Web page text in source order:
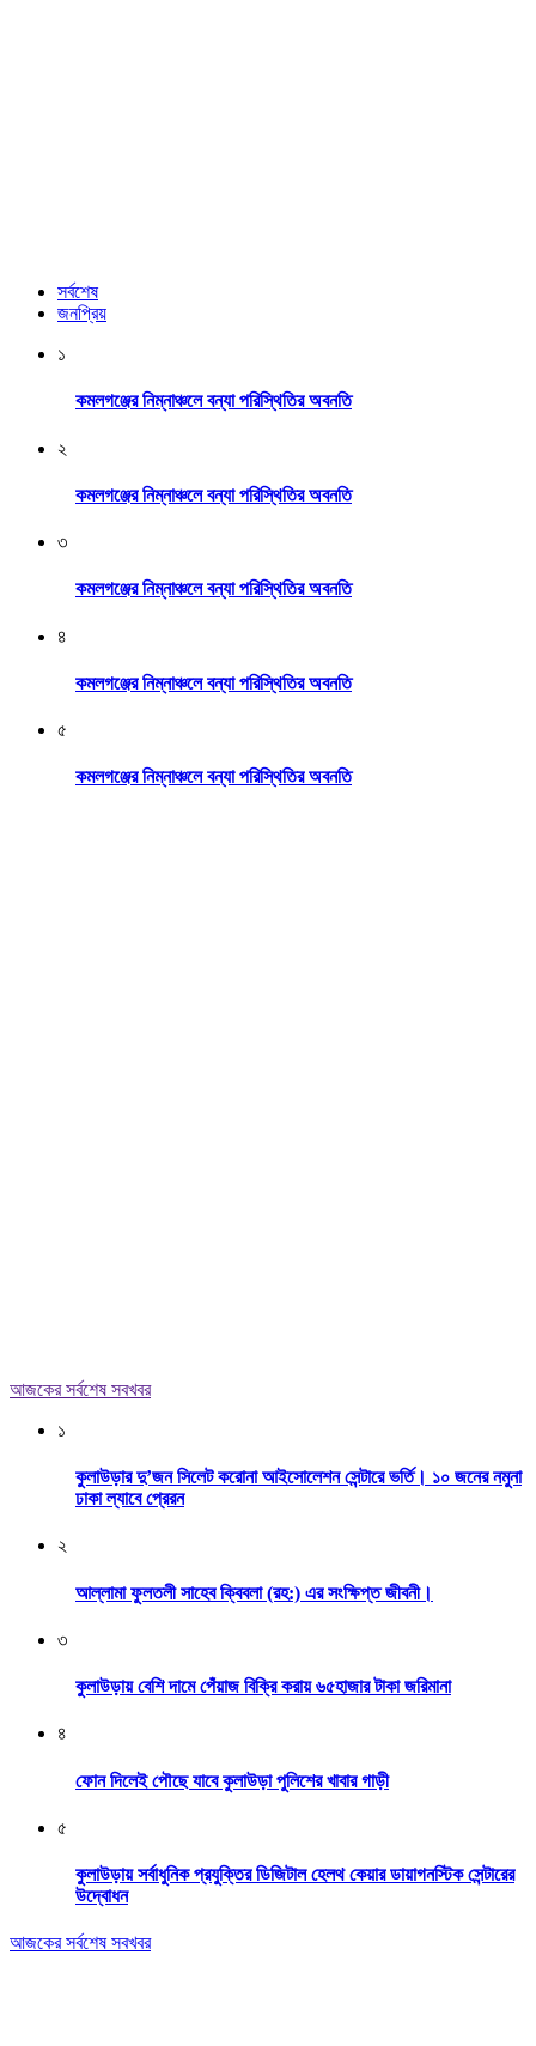
সর্বশেষ
জনপ্রিয়
১
কমলগঞ্জের নিম্নাঞ্চলে বন্যা পরিস্থিতির অবনতি
২
কমলগঞ্জের নিম্নাঞ্চলে বন্যা পরিস্থিতির অবনতি
৩
কমলগঞ্জের নিম্নাঞ্চলে বন্যা পরিস্থিতির অবনতি
৪
কমলগঞ্জের নিম্নাঞ্চলে বন্যা পরিস্থিতির অবনতি
৫
কমলগঞ্জের নিম্নাঞ্চলে বন্যা পরিস্থিতির অবনতি
আজকের সর্বশেষ সবখবর
১
কুলাউড়ার দু’জন সিলেট করোনা আইসোলেশন সেন্টারে ভর্তি। ১০ জনের নমুনা
ঢাকা ল্যাবে প্রেরন
২
আল্লামা ফুলতলী সাহেব ক্বিবলা (রহ:) এর সংক্ষিপ্ত জীবনী।
৩
কুলাউড়ায় বেশি দামে পেঁয়াজ বিক্রি করায় ৬৫হাজার টাকা জরিমানা
৪
ফোন দিলেই পৌছে যাবে কুলাউড়া পুলিশের খাবার গাড়ী
৫
কুলাউড়ায় সর্বাধুনিক প্রযুক্তির ডিজিটাল হেলথ কেয়ার ডায়াগনস্টিক সেন্টারের
উদ্বোধন
আজকের সর্বশেষ সবখবর